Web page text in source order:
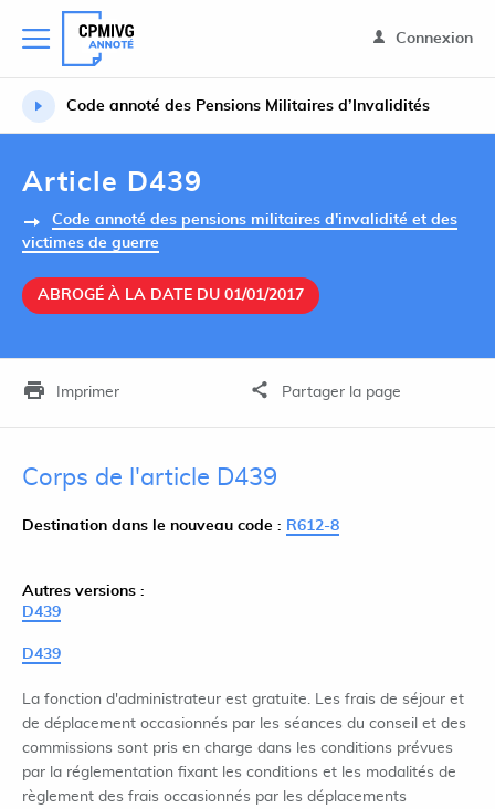
Connexion
Code annoté des Pensions Militaires d’Invalidités
Article D439
Code annoté des pensions militaires d'invalidité et des
victimes de guerre
ABROGÉ À LA DATE DU 01/01/2017
Imprimer Partager la page
Corps de l'article D439
Destination dans le nouveau code : R612-8
Autres versions :
D439
D439
La fonction d'administrateur est gratuite. Les frais de séjour et
de déplacement occasionnés par les séances du conseil et des
commissions sont pris en charge dans les conditions prévues
par la réglementation fixant les conditions et les modalités de
règlement des frais occasionnés par les déplacements